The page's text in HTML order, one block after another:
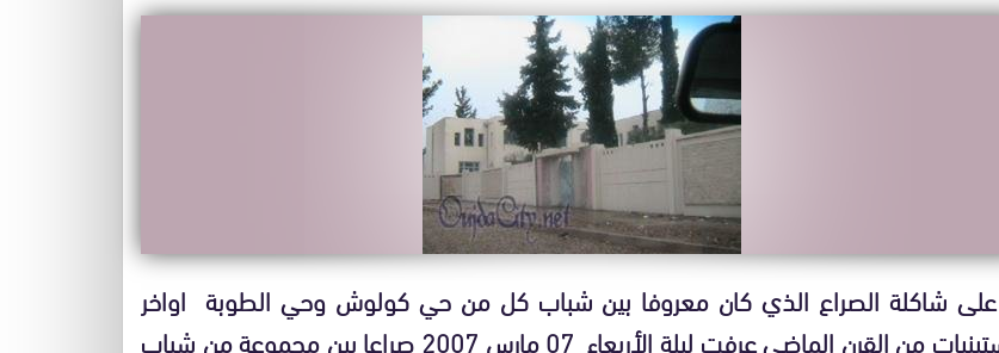
على شاكلة الصراع الذي كان معروفا بين شباب كل من حي كولوش وحي الطوبة اواخر
الستينيات من القرن الماضي عرفت ليلة الأربعاء 07 مارس 2007 صراعا بين مجموعة من شباب